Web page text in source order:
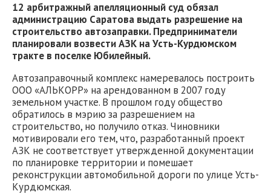
12 арбитражный апелляционный суд обязал
администрацию Саратова выдать разрешение на
строительство автозаправки. Предприниматели
планировали возвести АЗК на Усть-Курдюмском
тракте в поселке Юбилейный.
Автозаправочный комплекс намеревалось построить
ООО «АЛЬКОРР» на арендованном в 2007 году
земельном участке. В прошлом году общество
обратилось в мэрию за разрешением на
строительство, но получило отказ. Чиновники
мотивировали его тем, что, разработанный проект
АЗК не соответствует утвержденной документации
по планировке территории и помешает
реконструкции автомобильной дороги по улице Усть-
Курдюмская.